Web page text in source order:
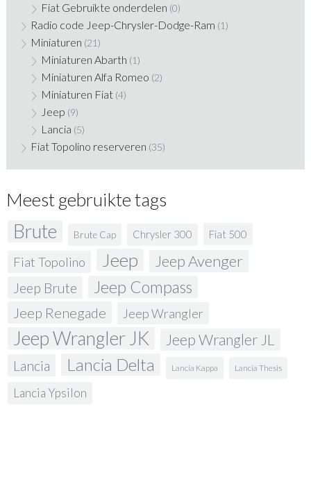
Fiat Gebruikte onderdelen (0)
Radio code Jeep-Chrysler-Dodge-Ram (1)
Miniaturen (21)
Miniaturen Abarth (1)
Miniaturen Alfa Romeo (2)
Miniaturen Fiat (4)
Jeep (9)
Lancia (5)
Fiat Topolino reserveren (35)
Meest gebruikte tags
Brute Brute Cap Chrysler 300 Fiat 500
Fiat Topolino Jeep Jeep Avenger
Jeep Brute Jeep Compass
Jeep Renegade Jeep Wrangler
Jeep Wrangler JK Jeep Wrangler JL
Lancia Lancia Delta Lancia Kappa Lancia Thesis
Lancia Ypsilon